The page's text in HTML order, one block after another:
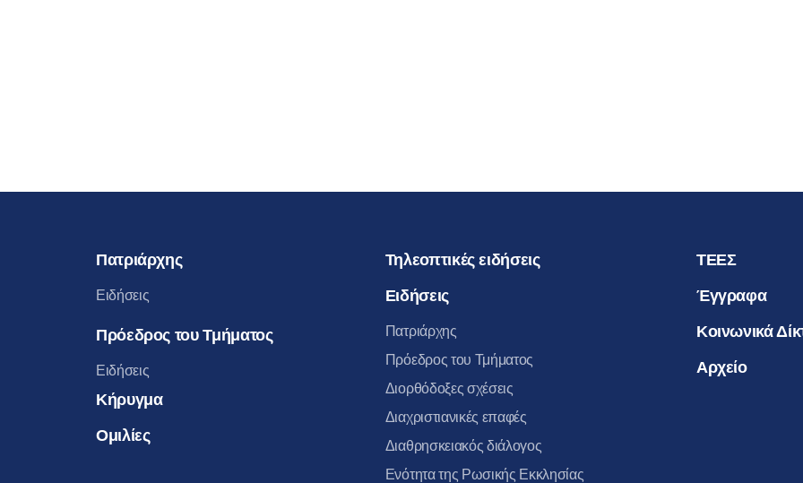
Πατριάρχης
Ειδήσεις
Πρόεδρος του Τμήματος
Ειδήσεις
Κήρυγμα
Ομιλίες
Τηλεοπτικές ειδήσεις
Ειδήσεις
Πατριάρχης
Πρόεδρος του Τμήματος
Διορθόδοξες σχέσεις
Διαχριστιανικές επαφές
Διαθρησκειακός διάλογος
Ενότητα της Ρωσικής Εκκλησίας
ΤΕΕΣ
Έγγραφα
Κοινωνικά
Αρχείο